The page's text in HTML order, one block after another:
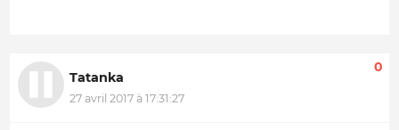
Tatanka
27 avril 2017 à 17:31:27
0